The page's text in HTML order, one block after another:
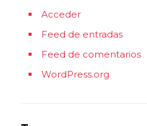
Acceder
Feed de entradas
Feed de comentarios
WordPress.org